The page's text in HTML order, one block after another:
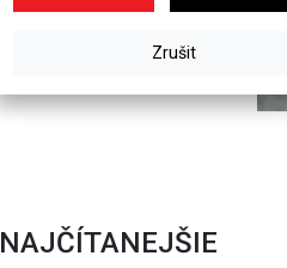
NAJČÍTANEJŠIE